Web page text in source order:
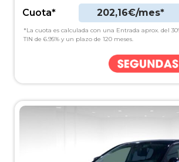
Cuota*
202,16€/mes*
*La cuota es calculada con una Entrada aprox. del
TIN de 6.95% y un plazo de 120 meses.